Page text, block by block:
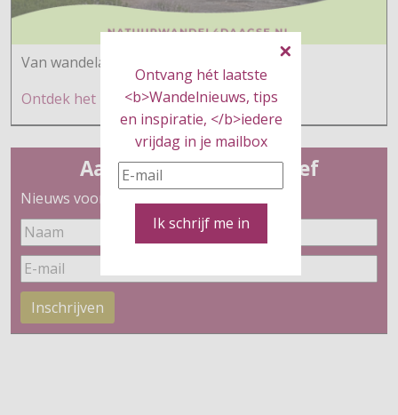
Ontvang hét laatste
<b>Wandelnieuws, tips
en inspiratie, </b>iedere
vrijdag in je mailbox
Ik schrijf me in
Van wandelaars voor wandelaars
Ontdek het hier
Aanmelden nieuwsbrief
Nieuws voor wandelaars
Inschrijven